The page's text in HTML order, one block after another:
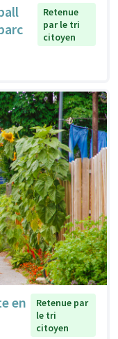
Retenue
par le tri
citoyen
en
Retenue par
le tri
citoyen